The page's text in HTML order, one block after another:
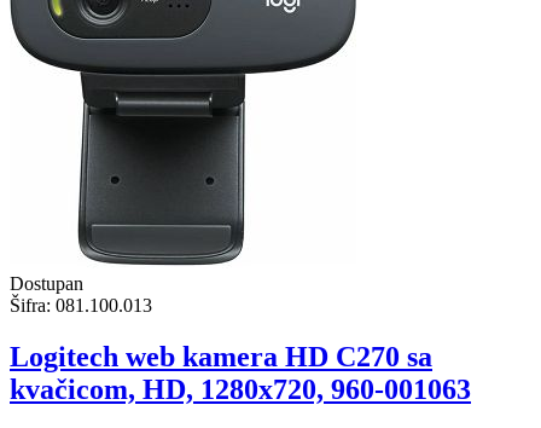
Dostupan
Šifra: 081.100.013
Logitech web kamera HD C270 sa
kvačicom, HD, 1280x720, 960-001063